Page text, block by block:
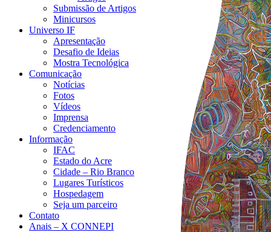
Submissão de Artigos
Minicursos
Universo IF
Apresentação
Desafio de Ideias
Mostra Tecnológica
Comunicação
Notícias
Fotos
Vídeos
Imprensa
Credenciamento
Informação
IFAC
Estado do Acre
Cidade – Rio Branco
Lugares Turísticos
Hospedagem
Seja um parceiro
Contato
Anais – X CONNEPI